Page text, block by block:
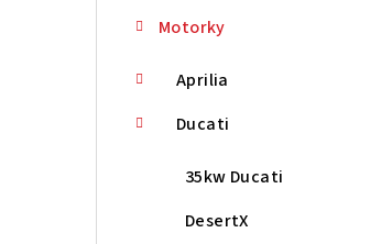
Motorky
Aprilia
Ducati
35kw Ducati
DesertX